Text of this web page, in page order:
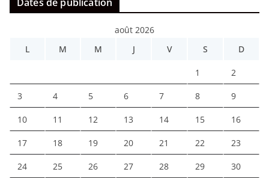
août 2026
L
M M J V S D
1 2
3 4 5 6 7 8 9
10 11 12 13 14 15 16
17 18 19 20 21 22 23
24 25 26 27 28 29 30